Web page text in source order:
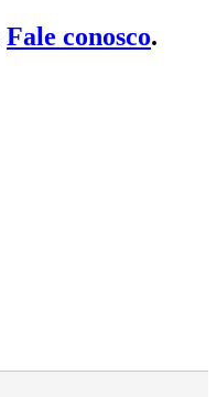
Fale conosco.